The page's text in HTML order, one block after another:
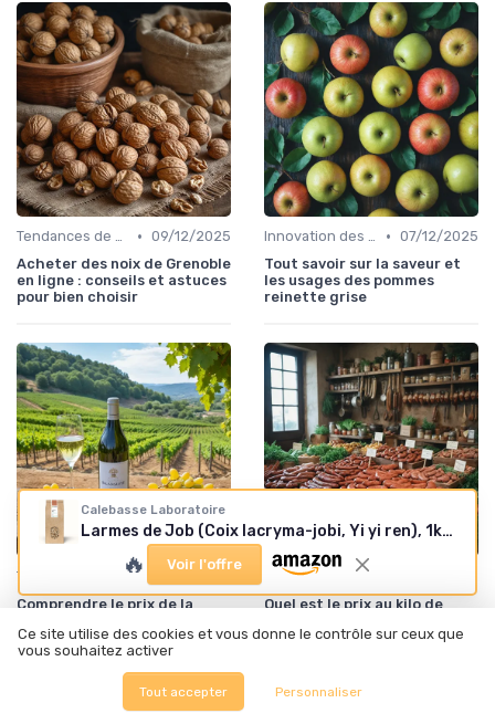
Tendances de consommation • 09/12/2025
Acheter des noix de Grenoble
en ligne : conseils et astuces
pour bien choisir
Innovation des recettes • 07/12/2025
Tout savoir sur la saveur et
les usages des pommes
reinette grise
•
Comprendre le prix de la
facteurs et tendances du
marché
Qualité des produits
Quel est le prix au kilo de
Calebasse Laboratoire
Larmes de Job (Coix lacryma-jobi, Yi yi ren), 1kg, qualité supérieure et conforme aux normes de la pharmacopée, séchées et entières, sans gluten remplie de vertus
🔥 Voir l'offre
Ce site utilise des cookies et vous donne le contrôle sur ceux que
vous souhaitez activer
Tout accepter Personnaliser